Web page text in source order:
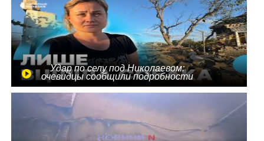
Удар по селу под Николаевом:
очевидцы сообщили подробности